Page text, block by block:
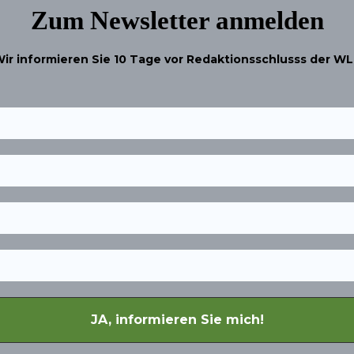
Zum Newsletter anmelden
informieren Sie 10 Tage vor Redaktionsschlusss der